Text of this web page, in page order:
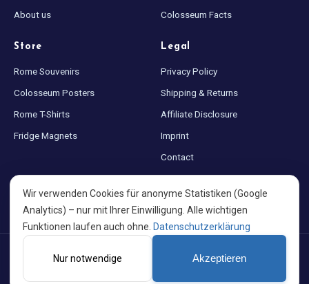
About us
Colosseum Facts
Store
Rome Souvenirs
Colosseum Posters
Rome T-Shirts
Fridge Magnets
Legal
Privacy Policy
Shipping & Returns
Affiliate Disclosure
Imprint
Contact
Sitemap
Cookie settings
Colosseum at Night · Made with ♥ for Rome · A project by
Wir verwenden Cookies für anonyme Statistiken (Google
Analytics) – nur mit Ihrer Einwilligung. Alle wichtigen
Funktionen laufen auch ohne. Datenschutzerklärung
Nur notwendige Akzeptieren